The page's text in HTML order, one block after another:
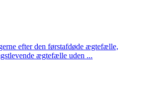
efter den førstafdøde ægtefælle,
ægtefælle uden ...